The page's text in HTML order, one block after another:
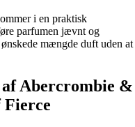
i en praktisk
parfumen jævnt og
mængde duft uden at
af Abercrombie &
Fierce